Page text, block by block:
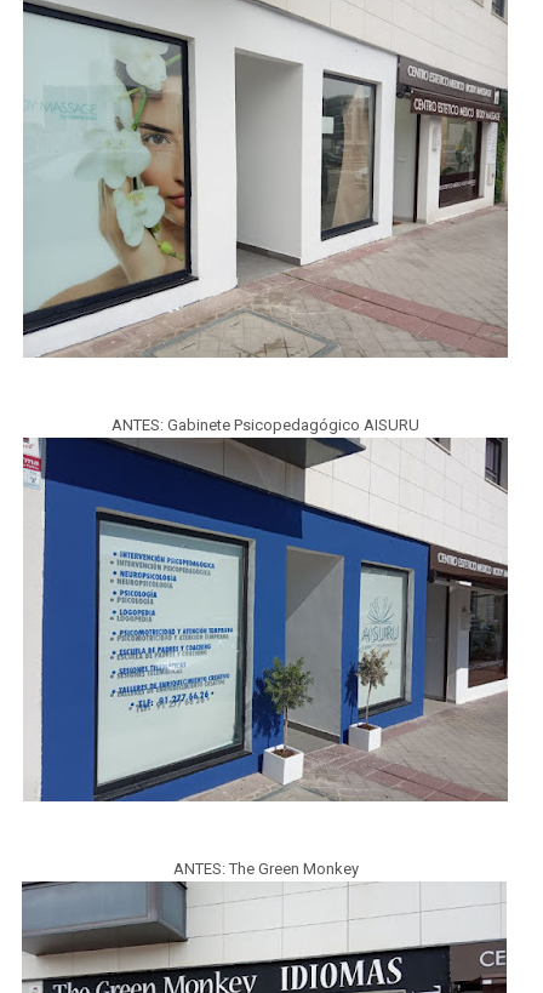
ANTES: Gabinete Psicopedagógico AISURU
ANTES: The Green Monkey